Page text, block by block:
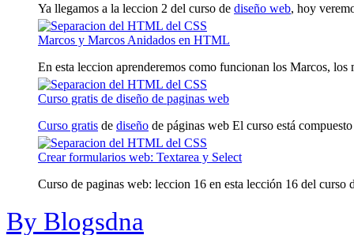
Ya llegamos a la leccion 2 del curso de diseño web, hoy
Marcos y Marcos Anidados en HTML
En esta leccion aprenderemos como funcionan los Marcos, los
Curso gratis de diseño de paginas web
Curso gratis de diseño de páginas web El curso está
Crear formularios web: Textarea y Select
Curso de paginas web: leccion 16 en esta lección 16 del curso
By Blogsdna